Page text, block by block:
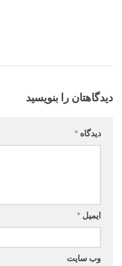
دیدگاهتان را بنویسید
دیدگاه *
ایمیل *
وب‌ سایت